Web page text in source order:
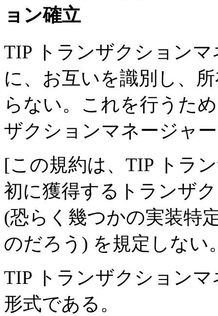
ョン確立
TIP トランザクション
に、お互いを識別し、
らない。これを行うた
ザクションマネージャ
[この規約は、TIP トラ
初に獲得するトランザ
(恐らく幾つかの実装特
のだろう) を規定しない
TIP トランザクション
形式である。